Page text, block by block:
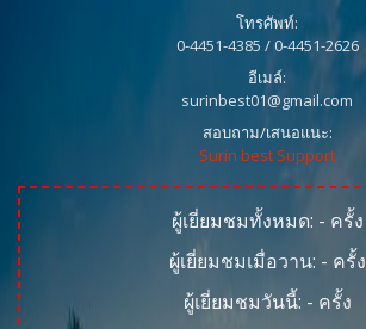
โทรศัพท์:
0-4451-4385 / 0-4451-2626
อีเมล์:
surinbest01@gmail.com
สอบถาม/เสนอแนะ:
Surin best Support
ผู้เยี่ยมชมทั้งหมด: - ครั้ง
ผู้เยี่ยมชมเมื่อวาน: - ครั้ง
ผู้เยี่ยมชมวันนี้: - ครั้ง